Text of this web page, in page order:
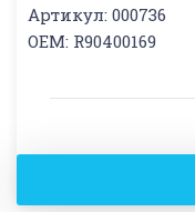
Артикул: 000736
OEM: R90400169